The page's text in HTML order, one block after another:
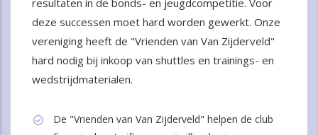
resultaten in de bonds- en jeugdcompetitie. Voor
deze successen moet hard worden gewerkt. Onze
vereniging heeft de "Vrienden van Van Zijderveld"
hard nodig bij inkoop van shuttles en trainings- en
wedstrijdmaterialen.
De "Vrienden van Van Zijderveld" helpen de club